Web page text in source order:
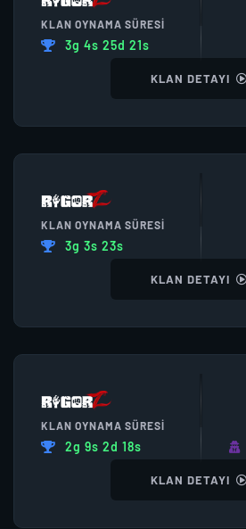
KLAN OYNAMA SÜRESI
3g 4s 25d 21s
KLAN DETAYI
KLAN OYNAMA SÜRESI
3g 3s 23s
KLAN DETAYI
KLAN OYNAMA SÜRESI
2g 9s 2d 18s
KLAN DETAYI